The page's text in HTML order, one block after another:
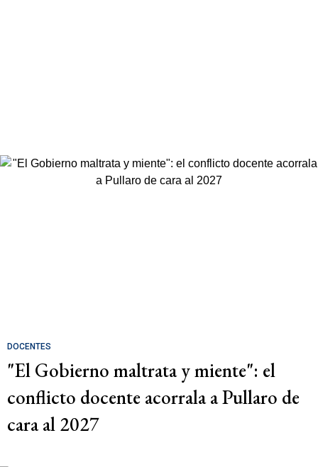
DOCENTES
"El Gobierno maltrata y miente": el
conflicto docente acorrala a Pullaro de
cara al 2027